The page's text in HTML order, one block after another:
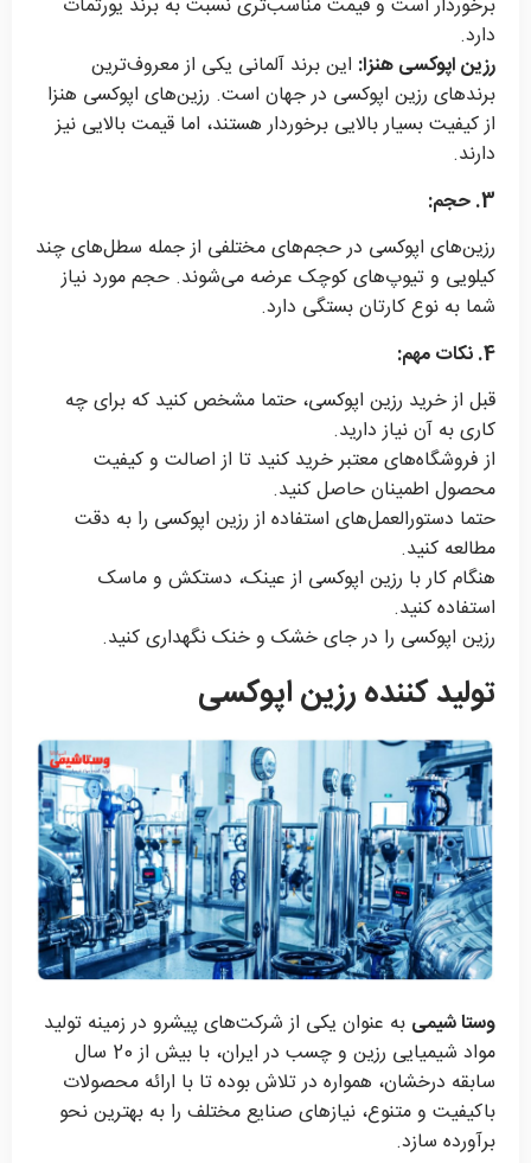
برخوردار است و قیمت مناسب‌تری نسبت به برند یورتمات
دارد.
رزین اپوکسی هنزا: این برند آلمانی یکی از معروف‌ترین
برندهای رزین اپوکسی در جهان است. رزین‌های اپوکسی هنزا
از کیفیت بسیار بالایی برخوردار هستند، اما قیمت بالایی نیز
دارند.
3. حجم:
رزین‌های اپوکسی در حجم‌های مختلفی از جمله سطل‌های چند
کیلویی و تیوپ‌های کوچک عرضه می‌شوند. حجم مورد نیاز
شما به نوع کارتان بستگی دارد.
4. نکات مهم:
قبل از خرید رزین اپوکسی، حتما مشخص کنید که برای چه
کاری به آن نیاز دارید.
از فروشگاه‌های معتبر خرید کنید تا از اصالت و کیفیت
محصول اطمینان حاصل کنید.
حتما دستورالعمل‌های استفاده از رزین اپوکسی را به دقت
مطالعه کنید.
هنگام کار با رزین اپوکسی از عینک، دستکش و ماسک
استفاده کنید.
رزین اپوکسی را در جای خشک و خنک نگهداری کنید.
تولید کننده رزین اپوکسی
وستا شیمی به عنوان یکی از شرکت‌های پیشرو در زمینه تولید
مواد شیمیایی رزین و چسب در ایران، با بیش از 20 سال
سابقه درخشان، همواره در تلاش بوده تا با ارائه محصولات
باکیفیت و متنوع، نیازهای صنایع مختلف را به بهترین نحو
برآورده سازد.